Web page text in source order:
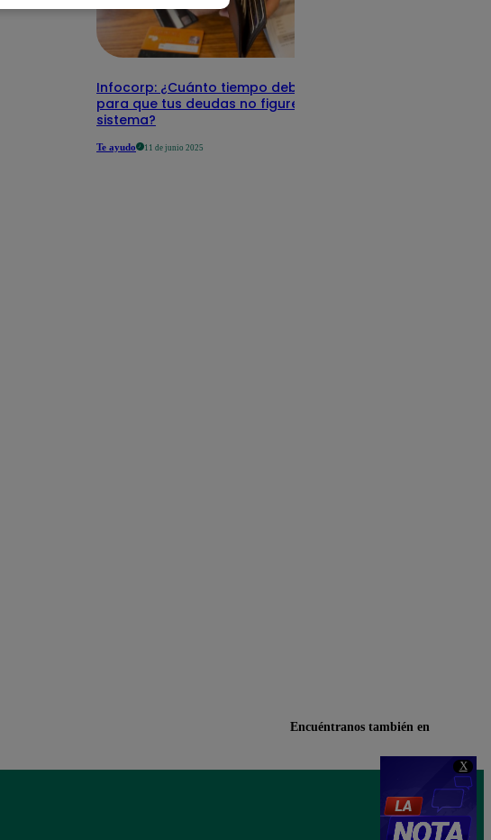
X
Infocorp: ¿Cuánto tiempo debe pasar
para que tus deudas no figuren en su
sistema?
Te ayudo 11 de junio 2025
Encuéntranos también en